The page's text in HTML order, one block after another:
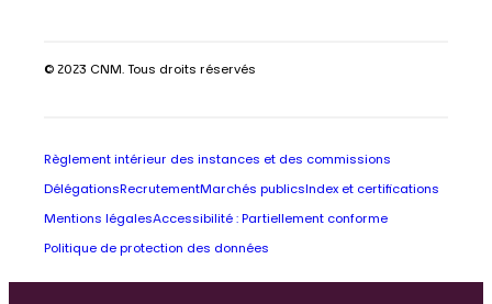
© 2023 CNM. Tous droits réservés
Règlement intérieur des instances et des commissions
Délégations RecrutementMarchés publics Index et certifications
Mentions légalesAccessibilité : Partiellement conforme
Politique de protection des données